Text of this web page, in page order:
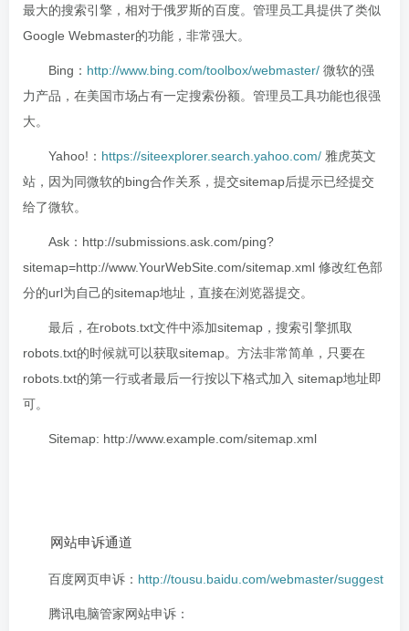
最大的搜索引擎，相对于俄罗斯的百度。管理员工具提供了类似
Google Webmaster的功能，非常强大。
Bing： http://www.bing.com/toolbox/webmaster/ 微软的强
力产品，在美国市场占有一定搜索份额。管理员工具功能也很强
大。
Yahoo!： https://siteexplorer.search.yahoo.com/ 雅虎英文
站，因为同微软的bing合作关系，提交sitemap后提示已经提交
给了微软。
Ask：http://submissions.ask.com/ping?
sitemap=http://www.YourWebSite.com/sitemap.xml 修改红色部
分的url为自己的sitemap地址，直接在浏览器提交。
最后，在robots.txt文件中添加sitemap，搜索引擎抓取
robots.txt的时候就可以获取sitemap。方法非常简单，只要在
robots.txt的第一行或者最后一行按以下格式加入 sitemap地址即
可。
Sitemap: http://www.example.com/sitemap.xml
网站申诉通道
百度网页申诉： http://tousu.baidu.com/webmaster/suggest
腾讯电脑管家网站申诉：